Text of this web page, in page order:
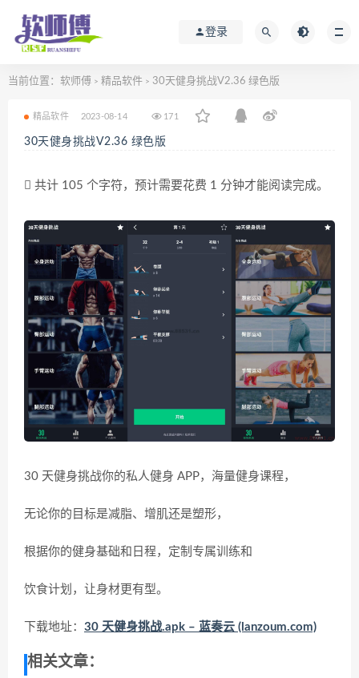
登录
当前位置： 软师傅 > 精品软件 > 30天健身挑战V2.36 绿色版
精品软件 2023-08-14 171
30天健身挑战V2.36 绿色版
共计 105 个字符，预计需要花费 1 分钟才能阅读完成。
30 天健身挑战你的私人健身 APP，海量健身课程，
无论你的目标是减脂、增肌还是塑形，
根据你的健身基础和日程，定制专属训练和
饮食计划，让身材更有型。
下载地址： 30 天健身挑战.apk – 蓝奏云 (lanzoum.com)
相关文章：